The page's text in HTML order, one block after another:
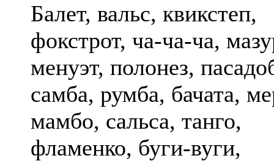
Балет, вальс, квикстеп,
фокстрот, ча-ча-ча,
менуэт, полонез,
самба, румба, бачата,
мамбо, сальса, танго,
фламенко, буги-вуги,